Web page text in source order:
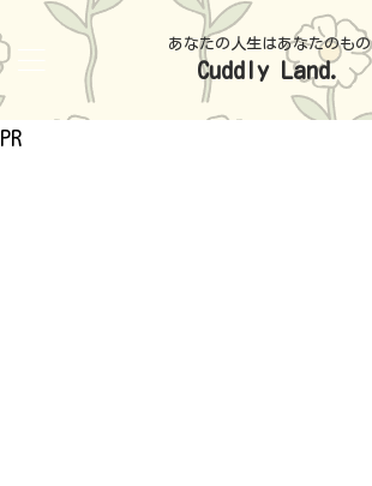
あなたの人生はあなたのもの
Cuddly Land.
PR